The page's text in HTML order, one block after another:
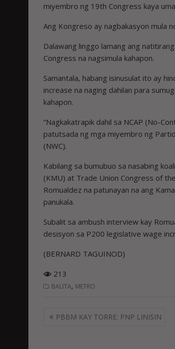
miyembro ng 19th Congress kaya
Ang Kongreso ay nagbakasyon mula
Dalawang linggo lamang ang
Congress na nagsimula kahapon.
Samantala, habang isinusulat ito ay
increase na naging dahilan para
kahapon.
“Nagkakatrapik dahil sa NCAP (No-
patutsada ng mga miyembro ng
(NWC).
Kabilang sa bumubuo sa nasabing
(KMU) at Trade Union Congress of
Romualdez na patunayan na ang
panukala.
Subalit sa ambush interview kay
desisyon sa P200 legislative wage
(BERNARD TAGUINOD)
213
BALITA, METRO
Post
PBBM KAY TORRE: PNP LINISIN